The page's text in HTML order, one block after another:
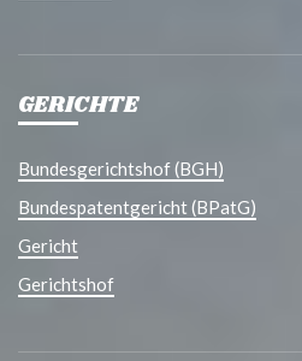
GERICHTE
Bundesgerichtshof (BGH)
Bundespatentgericht (BPatG)
Gericht
Gerichtshof